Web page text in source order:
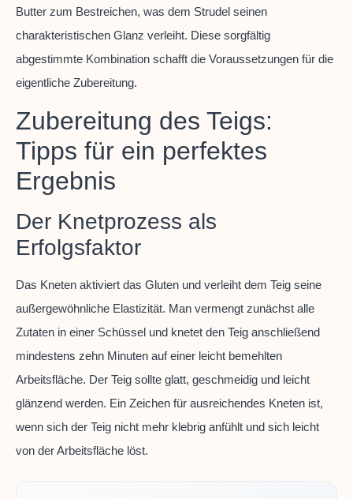
Butter zum Bestreichen, was dem Strudel seinen
charakteristischen Glanz verleiht. Diese sorgfältig
abgestimmte Kombination schafft die Voraussetzungen für die
eigentliche Zubereitung.
Zubereitung des Teigs:
Tipps für ein perfektes
Ergebnis
Der Knetprozess als
Erfolgsfaktor
Das Kneten aktiviert das Gluten und verleiht dem Teig seine
außergewöhnliche Elastizität. Man vermengt zunächst alle
Zutaten in einer Schüssel und knetet den Teig anschließend
mindestens zehn Minuten auf einer leicht bemehlten
Arbeitsfläche. Der Teig sollte glatt, geschmeidig und leicht
glänzend werden. Ein Zeichen für ausreichendes Kneten ist,
wenn sich der Teig nicht mehr klebrig anfühlt und sich leicht
von der Arbeitsfläche löst.